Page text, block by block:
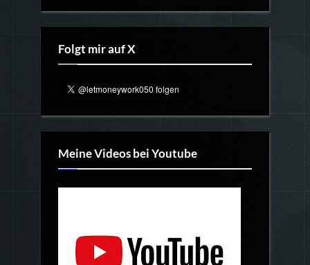
Folgt mir auf X
Meine Videos bei Youtube